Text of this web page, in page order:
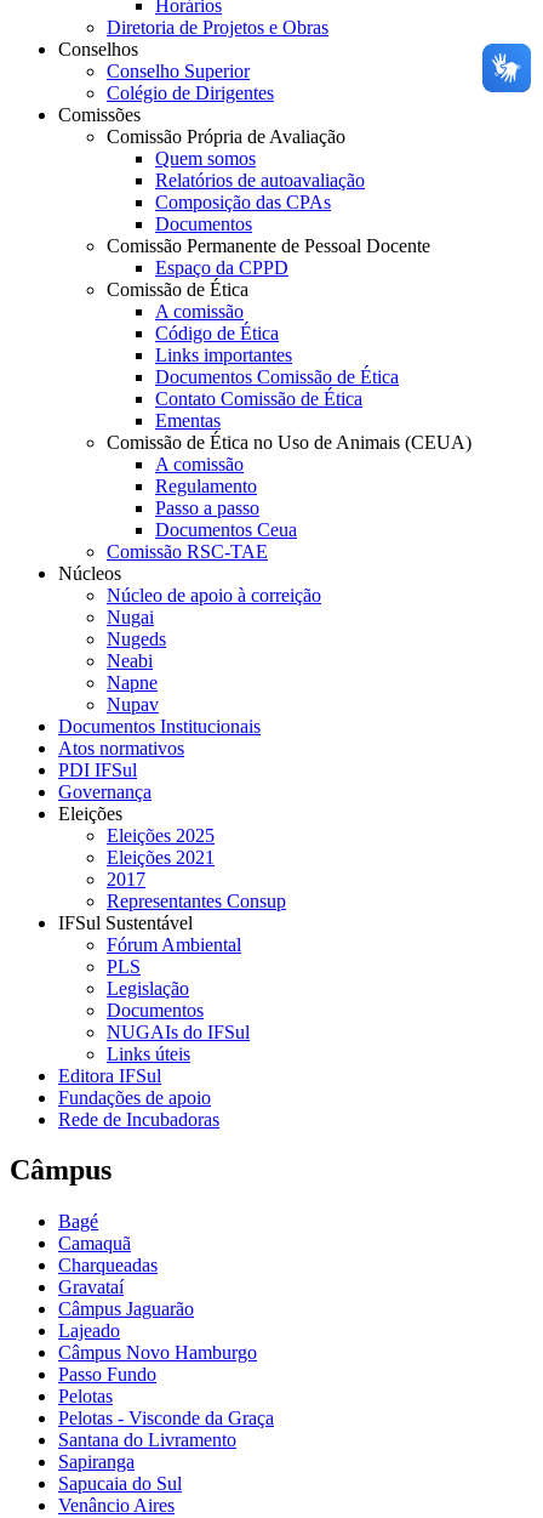
Horários
Diretoria de Projetos e Obras
Conselhos
Conselho Superior
Colégio de Dirigentes
Comissões
Comissão Própria de Avaliação
Quem somos
Relatórios de autoavaliação
Composição das CPAs
Documentos
Comissão Permanente de Pessoal Docente
Espaço da CPPD
Comissão de Ética
A comissão
Código de Ética
Links importantes
Documentos Comissão de Ética
Contato Comissão de Ética
Ementas
Comissão de Ética no Uso de Animais (CEUA)
A comissão
Regulamento
Passo a passo
Documentos Ceua
Comissão RSC-TAE
Núcleos
Núcleo de apoio à correição
Nugai
Nugeds
Neabi
Napne
Nupav
Documentos Institucionais
Atos normativos
PDI IFSul
Governança
Eleições
Eleições 2025
Eleições 2021
2017
Representantes Consup
IFSul Sustentável
Fórum Ambiental
PLS
Legislação
Documentos
NUGAIs do IFSul
Links úteis
Editora IFSul
Fundações de apoio
Rede de Incubadoras
Câmpus
Bagé
Camaquã
Charqueadas
Gravataí
Câmpus Jaguarão
Lajeado
Câmpus Novo Hamburgo
Passo Fundo
Pelotas
Pelotas - Visconde da Graça
Santana do Livramento
Sapiranga
Sapucaia do Sul
Venâncio Aires